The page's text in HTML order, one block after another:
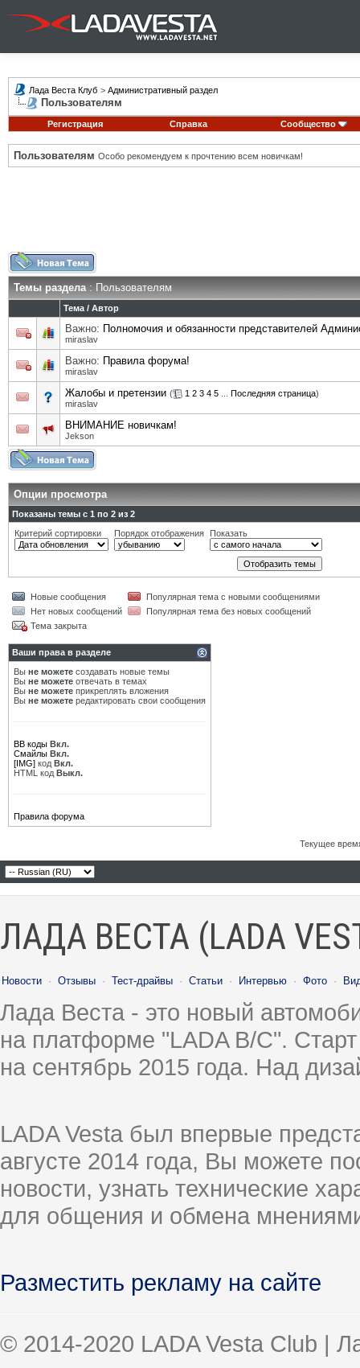
Лада Веста Клуб > Административный раздел
Пользователям
Регистрация Справка Сообщество
Пользователям Особо рекомендуем к прочтению всем новичкам!
Темы раздела: Пользователям
Тема / Автор
Важно: Полномочия и обязанности представителей
miraslav
Важно: Правила форума!
miraslav
Жалобы и претензии ( 1 2 3 4 5 Последняя страница)
miraslav
ВНИМАНИЕ новичкам!
Jekson
Опции просмотра
Показаны темы с 1 по 2 из 2
Критерий сортировки
Порядок отображения Показать
Новые сообщения
Популярная тема с новыми сообщениями
Нет новых сообщений
Популярная тема без новых сообщений
Тема закрыта
Ваши права в разделе
Вы не можете создавать новые темы
Вы не можете отвечать в темах
Вы не можете прикреплять вложения
Вы не можете редактировать свои сообщения
BB коды Вкл.
Смайлы Вкл.
[IMG] код Вкл.
HTML код Выкл.
Правила форума
Текущее
ЛАДА ВЕСТА (LADA
Новости · Отзывы · Тест-драйвы · Статьи · Интервью · Фото ·
Лада Веста - это новый
на платформе "LADA B/C".
на сентябрь 2015 года. Над
LADA Vesta был впервые
августе 2014 года, Вы можете
новости, узнать технические
для общения и обмена
Разместить рекламу на сайте
© 2014-2020 LADA Vesta Club |